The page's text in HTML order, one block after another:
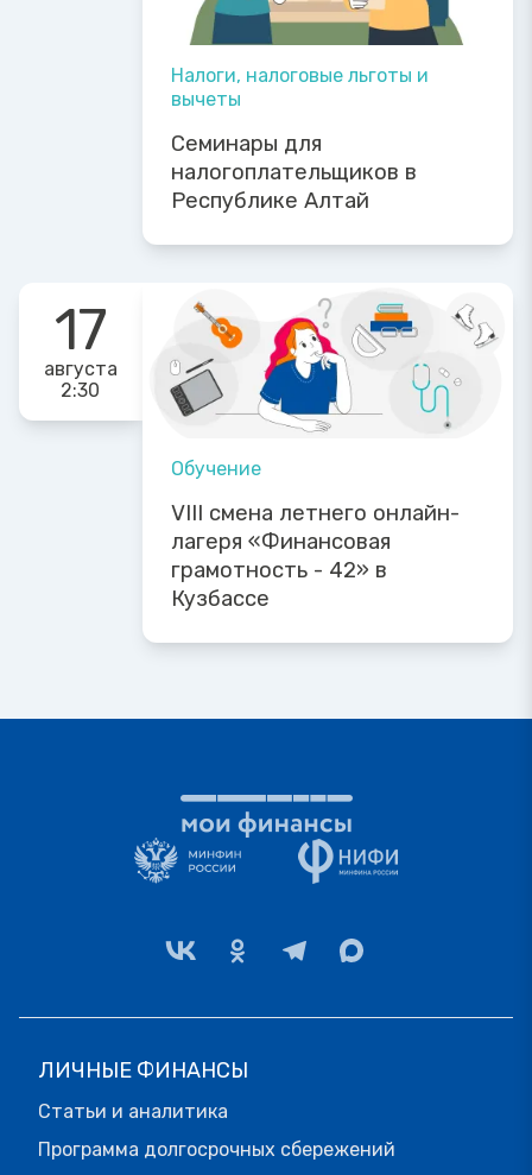
Налоги, налоговые льготы и
вычеты
Семинары для
налогоплательщиков в
Республике Алтай
17
августа
2:30
Обучение
VIII смена летнего онлайн-
лагеря «Финансовая
грамотность - 42» в
Кузбассе
ЛИЧНЫЕ ФИНАНСЫ
Статьи и аналитика
Программа долгосрочных сбережений